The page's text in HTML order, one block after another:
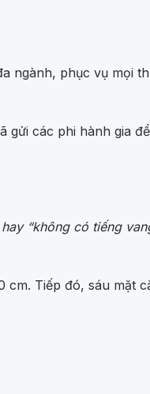
ngành, phục vụ mọi
các phi hành gia
hay “không có tiếng
Tiếp đó, sáu mặt